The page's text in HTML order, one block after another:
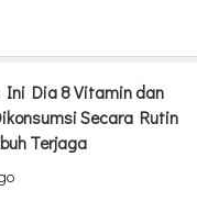
Ini Dia 8 Vitamin dan
Secara Rutin
Terjaga